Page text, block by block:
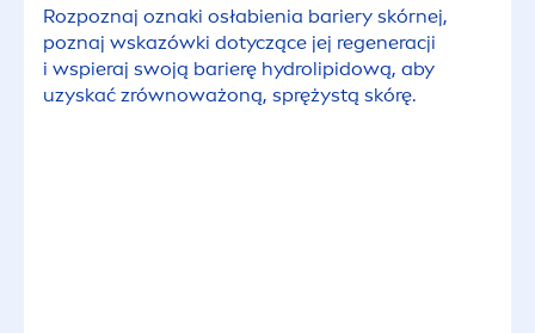
Rozpoznaj oznaki osłabienia bariery skórnej,
poznaj wskazówki dotyczące jej regeneracji
i wspieraj swoją barierę hydrolipidową, aby
uzyskać zrównoważoną, sprężystą skórę.